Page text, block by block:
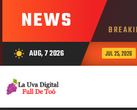
NEWS
wb_sunny AUG, 7 2026 JUL 25, 2026